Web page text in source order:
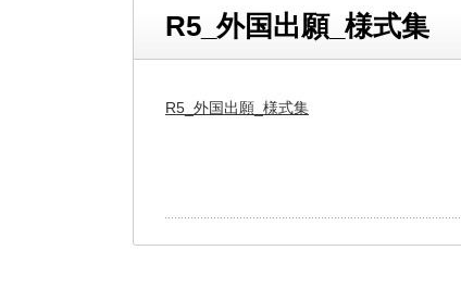
R5_外国出願_様式集
R5_外国出願_様式集